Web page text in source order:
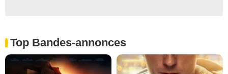
Top Bandes-annonces